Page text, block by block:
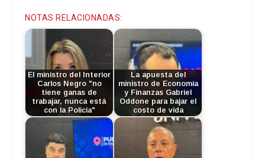
NOTAS RELACIONADAS:
El ministro del Interior
Carlos Negro "no
tiene ganas de
trabajar, nunca está
con la Policía"
La apuesta del
ministro de Economía
y Finanzas Gabriel
Oddone para bajar el
costo de vida